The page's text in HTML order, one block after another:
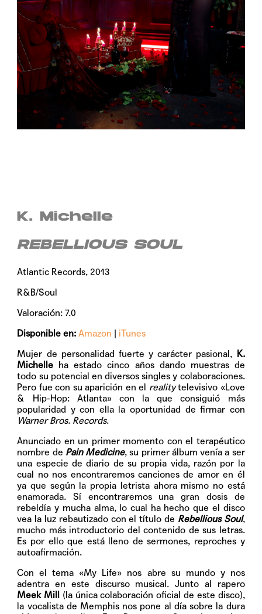
K. Michelle
REBELLIOUS SOUL
Atlantic Records, 2013
R&B/Soul
Valoración: 7.0
Disponible en: Amazon
iTunes
Mujer de personalidad fuerte y carácter pasional, K.
Michelle ha estado cinco años dando muestras de
todo su potencial en diversos singles y colaboraciones.
Pero fue con su aparición en el realitytelevisivo «Love
& Hip-Hop: Atlanta» con la que consiguió más
popularidad y con ella la oportunidad de firmar con
Warner Bros. Records.
Anunciado en un primer momento con el terapéutico
nombre de Pain Medicine, su primer álbum venía a ser
una especie de diario de su propia vida, razón por la
cual no nos encontraremos canciones de amor en él
ya que según la propia letrista ahora mismo no está
enamorada. Sí encontraremos una gran dosis de
rebeldía y mucha alma, lo cual ha hecho que el disco
vea la luz rebautizado con el título de Rebellious Soul,
mucho más introductorio del contenido de sus letras.
Es por ello que está lleno de sermones, reproches y
autoafirmación.
Con el tema «My Life» nos abre su mundo y nos
adentra en este discurso musical. Junto al rapero
Meek Mill (la única colaboración oficial de este disco),
la vocalista de Memphis nos pone al día sobre la dura